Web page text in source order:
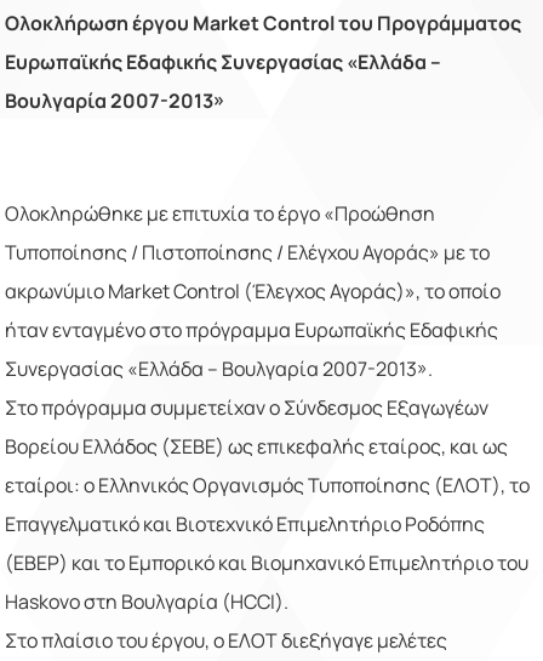
Ολοκλήρωση έργου MarketControlτου Προγράμματος
Ευρωπαϊκής Εδαφικής Συνεργασίας «Ελλάδα –
Βουλγαρία 2007-2013»
Ολοκληρώθηκε με επιτυχία το έργο «Προώθηση
Τυποποίησης / Πιστοποίησης / Ελέγχου Αγοράς» με το
ακρωνύμιοMarketControl (Έλεγχος Αγοράς)», το οποίο
ήταν ενταγμένο στο πρόγραμμα Ευρωπαϊκής Εδαφικής
Συνεργασίας «Ελλάδα – Βουλγαρία 2007-2013».
Στο πρόγραμμα συμμετείχαν ο Σύνδεσμος Εξαγωγέων
Βορείου Ελλάδος (ΣΕΒΕ) ως επικεφαλής εταίρος, και ως
εταίροι: ο Ελληνικός Οργανισμός Τυποποίησης (ΕΛΟΤ), το
Επαγγελματικό και Βιοτεχνικό Επιμελητήριο Ροδόπης
(ΕΒΕΡ) και το Εμπορικό και Βιομηχανικό Επιμελητήριο του
Haskovoστη Βουλγαρία (HCCI).
Στο πλαίσιο του έργου, ο ΕΛΟΤ διεξήγαγε μελέτες